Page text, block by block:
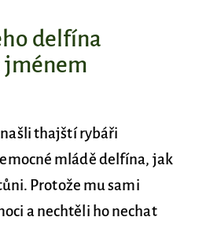
delfína
jménem
našli thajští rybáři
mládě delfína, jak
Protože mu sami
a nechtěli ho nechat